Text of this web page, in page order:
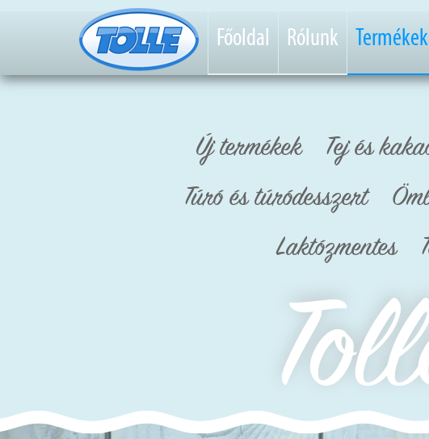
Főoldal Rólunk Termékek
Új termékek Tej és
Túró és túródesszert
Laktózmentes